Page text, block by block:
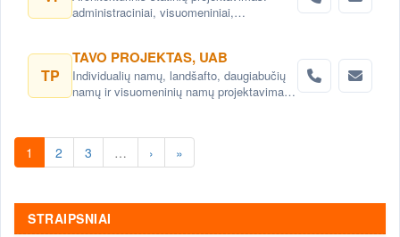
administraciniai, visuomeniniai,
konsultacijos. Teritorijų planavimas,
detalieji planai. Urbanistiniai,
architektūriniai ir kraštovaizdžio projektai
TP
TAVO PROJEKTAS, UAB
Individualių namų, landšafto, daugiabučių
namų ir visuomeninių namų projektavimas.
1 2 3 … › »
STRAIPSNIAI